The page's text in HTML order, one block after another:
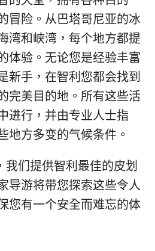
冒险。从巴塔哥尼亚的冰
湾和峡湾，每个地方都提
体验。无论您是经验丰富
新手，在智利您都会找到
完美目的地。所有这些活
进行，并由专业人士指
地方多变的气候条件。
们提供智利最佳的皮划
导游将带您探索这些令人
您有一个安全而难忘的体